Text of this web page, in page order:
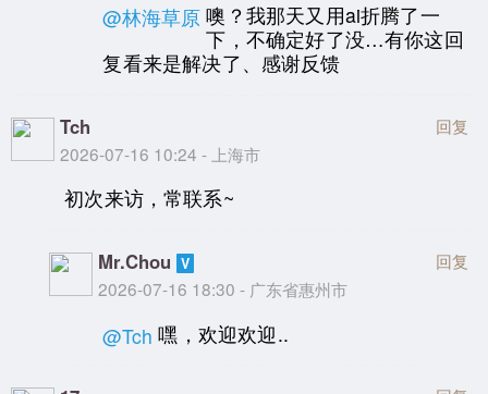
@林海草原 噢？我那天又用ai折腾了一
下，不确定好了没…有你这回
复看来是解决了、感谢反馈
Tch
2026-07-16 10:24 - 上海市
回复
初次来访，常联系~
Mr.Chou
2026-07-16 18:30 - 广东省惠州市
回复
@Tch 嘿，欢迎欢迎..